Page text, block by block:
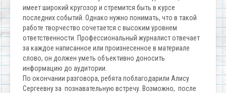
имеет широкий кругозор и стремится быть в курсе
последних событий. Однако нужно понимать, что в такой
работе творчество сочетается с высоким уровнем
ответственности. Профессиональный журналист отвечает
за каждое написанное или произнесенное в материале
слово, он должен уметь объективно доносить
информацию до аудитории.
По окончании разговора, ребята поблагодарили Алису
Сергеевну за познавательную встречу. Возможно, после